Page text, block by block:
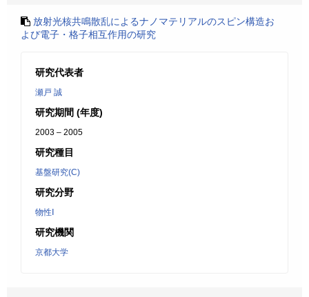
放射光核共鳴散乱によるナノマテリアルのスピン構造お
よび電子・格子相互作用の研究
研究代表者
瀬戸 誠
研究期間 (年度)
2003 – 2005
研究種目
基盤研究(C)
研究分野
物性Ⅰ
研究機関
京都大学